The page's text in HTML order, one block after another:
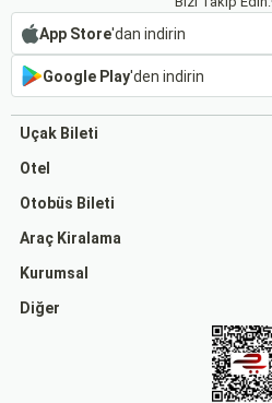
App Store'dan indirin
Google Play'den indirin
Uçak Bileti
Otel
Otobüs Bileti
Araç Kiralama
Kurumsal
Diğer